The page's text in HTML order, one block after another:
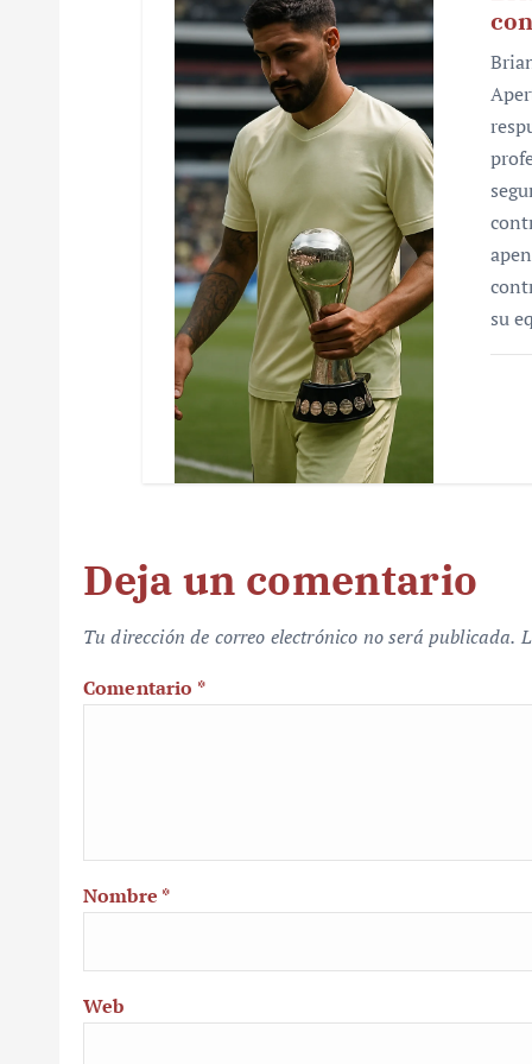
su
Deja un comentario
Tu dirección de correo electrónico no será publicada.
Comentario *
Nombre *
Web